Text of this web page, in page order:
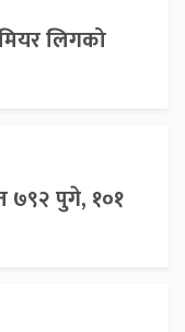
लिगको
७९२ पुगे, १०१